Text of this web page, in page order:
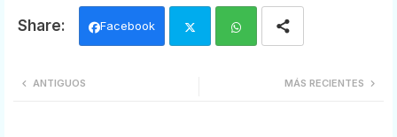
Facebook
MÁS RECIENTES
ANTIGUOS